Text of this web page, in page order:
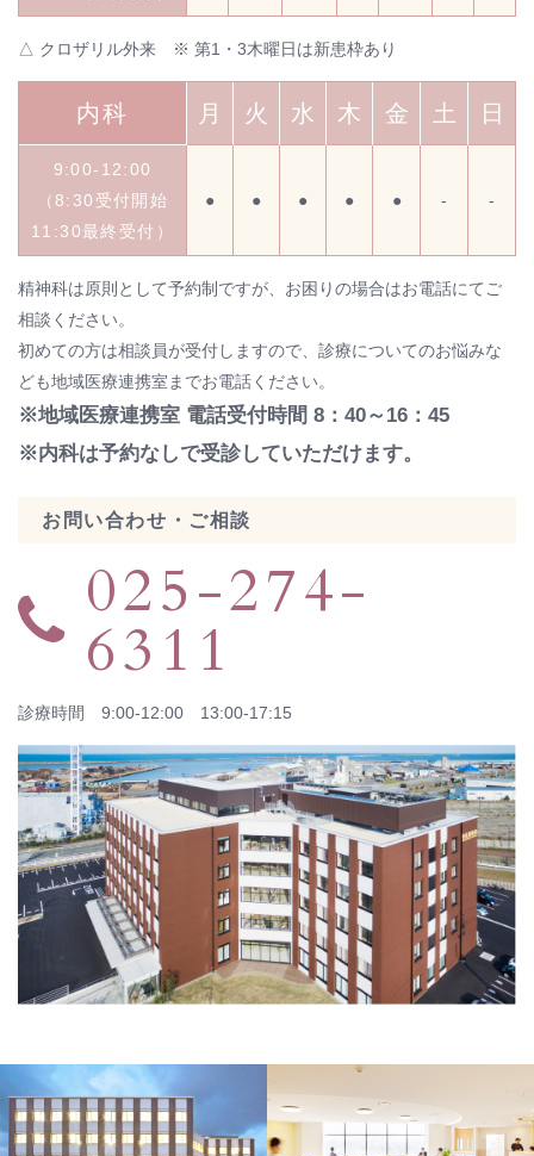
△ クロザリル外来 ※ 第1・3木曜日は新患枠あり
内科 月 火 水 木 金 土 日
9:00-12:00
（8:30受付開始
11:30最終受付）
● ● ● ● ● - -
精神科は原則として予約制ですが、お困りの場合はお電話にてご
相談ください。
初めての方は相談員が受付しますので、診療についてのお悩みな
ども地域医療連携室までお電話ください。
※地域医療連携室 電話受付時間 8：40～16：45
※内科は予約なしで受診していただけます。
お問い合わせ・ご相談
025-274-
6311
診療時間 9:00-12:00 13:00-17:15